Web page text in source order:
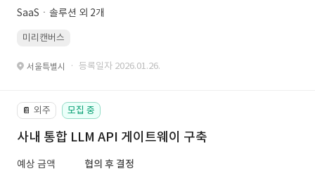
SaaSㆍ솔루션 외 2개
미리캔버스
서울특별시 · 등록일자 2026.01.26.
📔 외주 모집 중
사내 통합 LLM API 게이트웨이 구축
예상 금액
협의 후 결정